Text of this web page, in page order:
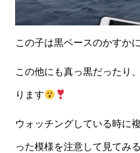
この子は黒ベースのかすか
この他にも真っ黒だったり
ります
ウォッチングしている時に
った模様を注意して見てみ